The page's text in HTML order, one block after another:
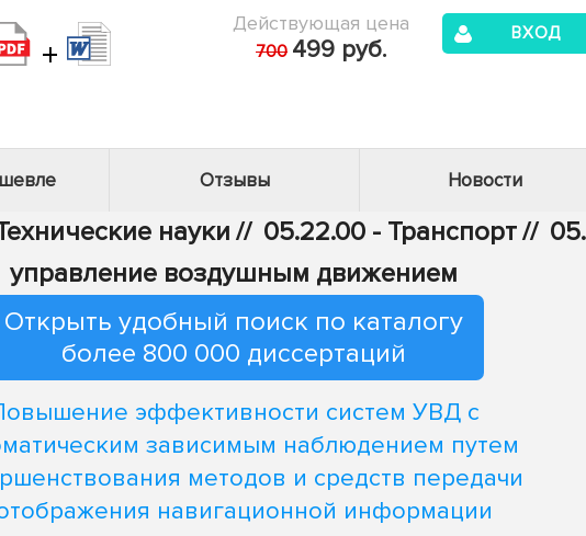
+
Действующая цена
700 499 руб.
ВХОД
Отзывы Новости
науки // 05.22.00 - Транспорт//
управление воздушным движением
Открыть удобный поиск по каталогу
более 800 000 диссертаций
эффективности систем УВД с
зависимым наблюдением путем
методов и средств передачи
навигационной информации